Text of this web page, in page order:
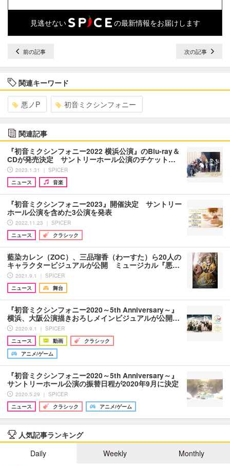
見逃せない の最新情報をお届けします
前の記事 次の記事
関連キーワード
悪ノP 初音ミクシンフォニー
関連記事
『初音ミクシンフォニー2022 横浜公演』のBlu-ray＆
CDが発売決定 サントリーホール公演のチケット…
2023.1.31 ｜ SPICER
ニュース
音楽
『初音ミクシンフォニー2023』開催決定 サントリー
ホール公演を含めた3公演を発表
2022.11.23 ｜ SPICER
ニュース
クラシック
藍染カレン（ZOC）、三品瑠香（わーすた）ら20人の
キャラクタービジュアルが公開 ミュージカル『悪…
2021.9.1 ｜ SPICER
ニュース
舞台
『初音ミクシンフォニー2020～5th Anniversary～』
横浜、大阪公演描きおろしメインビジュアルが公開…
2020.9.1 ｜ SPICER
ニュース
動画
クラシック
アニメ/ゲーム
『初音ミクシンフォニー2020～5th Anniversary～』
サントリーホール公演の振替日程が2020年9月に決定
2020.5.29 ｜ SPICER
ニュース
クラシック アニメ/ゲーム
人気記事ランキング
Daily
Weekly Monthly